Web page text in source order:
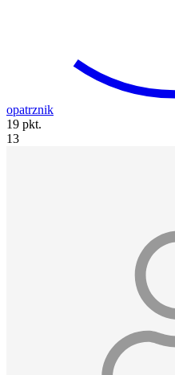
opatrznik
19 pkt.
13